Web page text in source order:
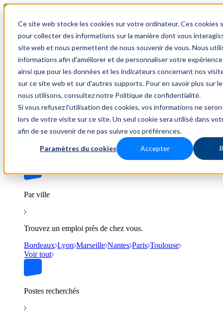
Ce site web stocke les cookies sur votre ordinateur. Ces cookies
pour collecter des informations sur la manière dont vous
site web et nous permettent de nous souvenir de vous. Nous
informations afin d'améliorer et de personnaliser votre
ainsi que pour les données et les indicateurs concernant nos
sur ce site web et sur d'autres supports. Pour en savoir plus sur
nous utilisons, consultez notre Politique de confidentialité.
Si vous refusez l'utilisation des cookies, vos informations ne
lors de votre visite sur ce site. Un seul cookie sera utilisé dans
afin de se souvenir de ne pas suivre vos préférences.
Paramètres du cookies Accepter
Trouver un emploi
Par secteur
BTP Hôtellerie & Restauration Industrie & Nucléaire
Tertiaire & Ingénierie Transport &
Logistique
Par ville
Trouvez un emploi près de chez vous.
Bordeaux Lyon Marseille Nantes Paris Toulouse
Voir tout
Postes recherchés